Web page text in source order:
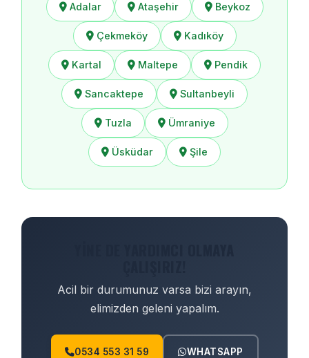
Adalar Ataşehir Beykoz
Çekmeköy Kadıköy
Kartal Maltepe Pendik
Sancaktepe Sultanbeyli
Tuzla Ümraniye
Üsküdar Şile
Acil bir durumunuz varsa bizi arayın,
elimizden geleni yapalım.
0534 553 31 59 WHATSAPP